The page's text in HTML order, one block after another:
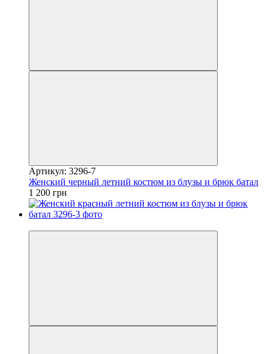
Артикул: 3296-7
Женский черный летний костюм из блузы и брюк батал
1 200 грн